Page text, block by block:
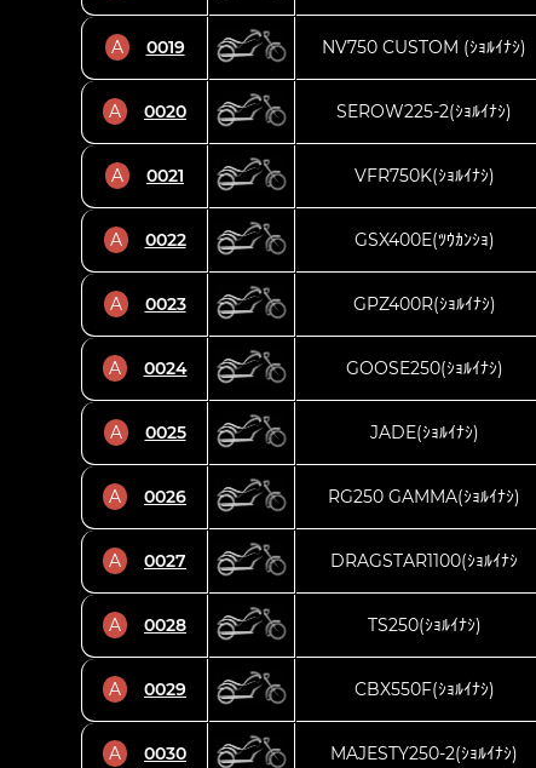
A 0019 NV750 CUSTOM (ｼｮﾙｲﾅｼ)
A 0020 SEROW225-2(ｼｮﾙｲﾅｼ)
A 0021 VFR750K(ｼｮﾙｲﾅｼ)
A 0022 GSX400E(ﾂｳｶﾝｼｮ)
A 0023 GPZ400R(ｼｮﾙｲﾅｼ)
A 0024 GOOSE250(ｼｮﾙｲﾅｼ)
A 0025 JADE(ｼｮﾙｲﾅｼ)
A 0026 RG250 GAMMA(ｼｮﾙｲﾅｼ)
A 0027 DRAGSTAR1100(ｼｮﾙｲﾅｼ
A 0028 TS250(ｼｮﾙｲﾅｼ)
A 0029 CBX550F(ｼｮﾙｲﾅｼ)
A 0030 MAJESTY250-2(ｼｮﾙｲﾅｼ)